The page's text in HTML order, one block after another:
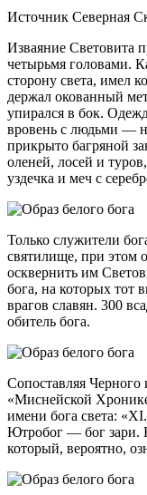
Источник Северная
Изваяние Световита
четырьмя головами.
сторону света, имел
держал окованный
упирался в бок.
вровень с людьми —
прикрыто багряной
оленей, лосей и
уздечка и меч с
Только служители
святилище, при этом
осквернить им
бога, на которых тот
врагов славян. 300
обитель бога.
Сопоставляя
«Миснейской
имени бога света:
Ютробог — бог зари.
который, вероятно,